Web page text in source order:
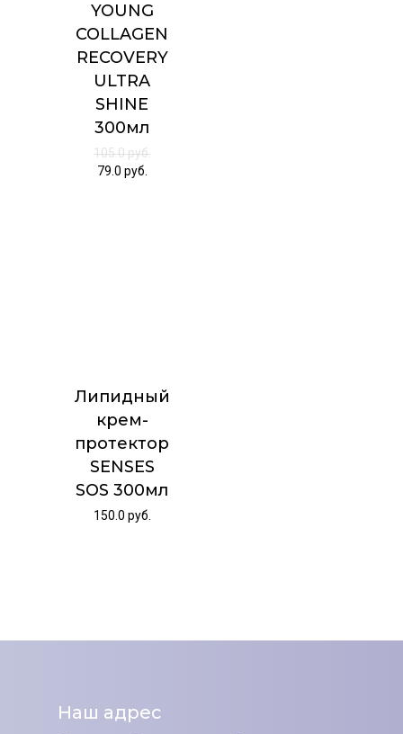
YOUNG
COLLAGEN
RECOVERY
ULTRA
SHINE
300мл
105.0руб.
79.0 руб.
Липидный
крем-
протектор
SENSES
SOS 300мл
150.0 руб.
Наш адрес